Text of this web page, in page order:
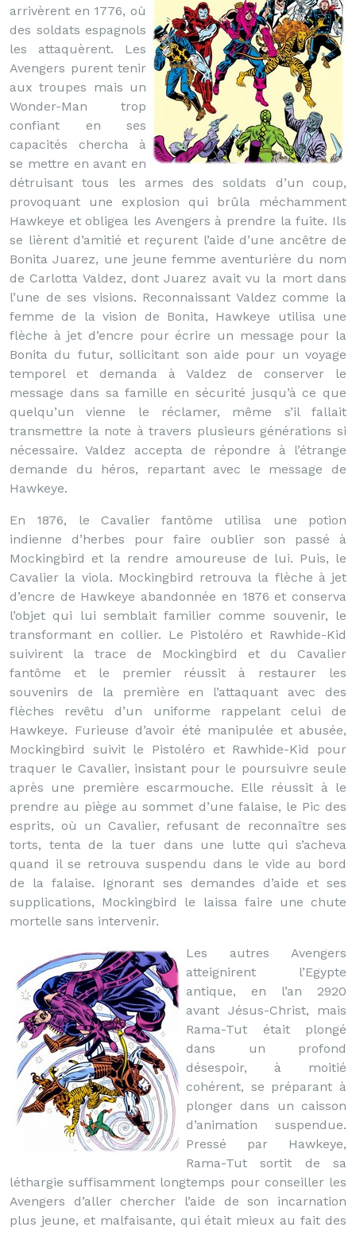
arrivèrent en 1776, où
des soldats espagnols
les attaquèrent. Les
Avengers purent tenir
aux troupes mais un
Wonder-Man trop
confiant en ses
capacités chercha à
se mettre en avant en
détruisant tous les armes des soldats d’un coup,
provoquant une explosion qui brûla méchamment
Hawkeye et obligea les Avengers à prendre la fuite. Ils
se lièrent d’amitié et reçurent l’aide d’une ancêtre de
Bonita Juarez, une jeune femme aventurière du nom
de Carlotta Valdez, dont Juarez avait vu la mort dans
l’une de ses visions. Reconnaissant Valdez comme la
femme de la vision de Bonita, Hawkeye utilisa une
flèche à jet d’encre pour écrire un message pour la
Bonita du futur, sollicitant son aide pour un voyage
temporel et demanda à Valdez de conserver le
message dans sa famille en sécurité jusqu’à ce que
quelqu’un vienne le réclamer, même s’il fallait
transmettre la note à travers plusieurs générations si
nécessaire. Valdez accepta de répondre à l’étrange
demande du héros, repartant avec le message de
Hawkeye.
En 1876, le Cavalier fantôme utilisa une potion
indienne d’herbes pour faire oublier son passé à
Mockingbird et la rendre amoureuse de lui. Puis, le
Cavalier la viola. Mockingbird retrouva la flèche à jet
d’encre de Hawkeye abandonnée en 1876 et conserva
l’objet qui lui semblait familier comme souvenir, le
transformant en collier. Le Pistoléro et Rawhide-Kid
suivirent la trace de Mockingbird et du Cavalier
fantôme et le premier réussit à restaurer les
souvenirs de la première en l’attaquant avec des
flèches revêtu d’un uniforme rappelant celui de
Hawkeye. Furieuse d’avoir été manipulée et abusée,
Mockingbird suivit le Pistoléro et Rawhide-Kid pour
traquer le Cavalier, insistant pour le poursuivre seule
après une première escarmouche. Elle réussit à le
prendre au piège au sommet d’une falaise, le Pic des
esprits, où un Cavalier, refusant de reconnaître ses
torts, tenta de la tuer dans une lutte qui s’acheva
quand il se retrouva suspendu dans le vide au bord
de la falaise. Ignorant ses demandes d’aide et ses
supplications, Mockingbird le laissa faire une chute
mortelle sans intervenir.
Les autres Avengers
atteignirent l’Egypte
antique, en l’an 2920
avant Jésus-Christ, mais
Rama-Tut était plongé
dans un profond
désespoir, à moitié
cohérent, se préparant à
plonger dans un caisson
d’animation suspendue.
Pressé par Hawkeye,
Rama-Tut sortit de sa
léthargie suffisamment longtemps pour conseiller les
Avengers d’aller chercher l’aide de son incarnation
plus jeune, et malfaisante, qui était mieux au fait des